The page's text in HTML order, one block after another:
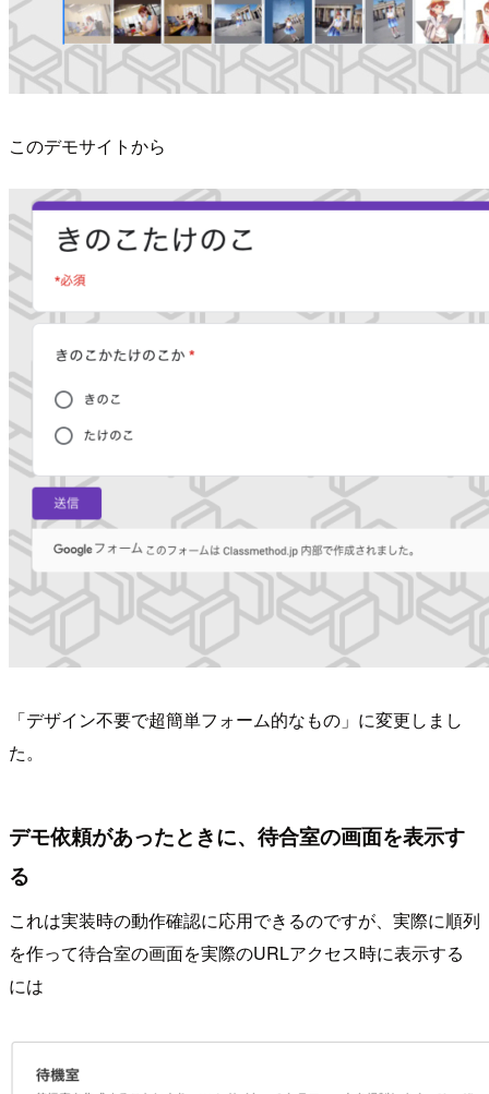
このデモサイトから
「デザイン不要で超簡単フォーム的なもの」に変更しまし
た。
デモ依頼があったときに、待合室の画面を表示す
る
これは実装時の動作確認に応用できるのですが、実際に順列
を作って待合室の画面を実際のURLアクセス時に表示する
には